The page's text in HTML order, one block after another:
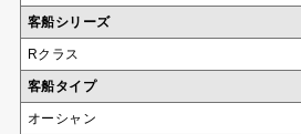
客船シリーズ
Rクラス
客船タイプ
オーシャン